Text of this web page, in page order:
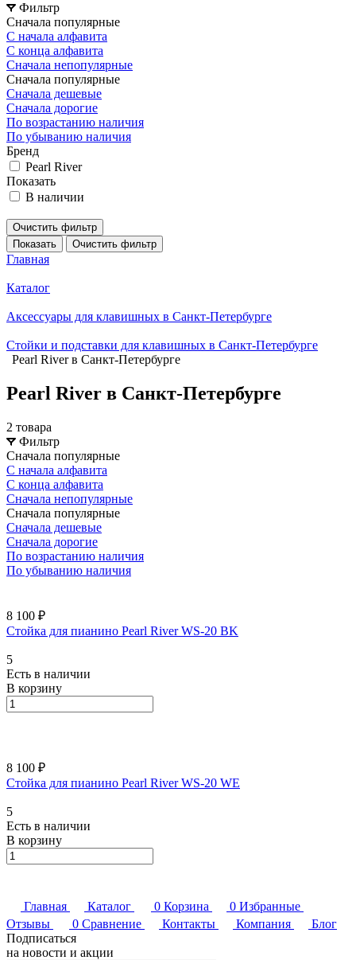
Фильтр
Сначала популярные
С начала алфавита
С конца алфавита
Сначала непопулярные
Сначала популярные
Сначала дешевые
Сначала дорогие
По возрастанию наличия
По убыванию наличия
Бренд
Pearl River
Показать
В наличии
Очистить фильтр
Показать
Очистить фильтр
Главная
Каталог
Аксессуары для клавишных в Санкт-Петербурге
Стойки и подставки для клавишных в Санкт-Петербурге
Pearl River в Санкт-Петербурге
Pearl River в Санкт-Петербурге
2 товара
Фильтр
Сначала популярные
С начала алфавита
С конца алфавита
Сначала непопулярные
Сначала популярные
Сначала дешевые
Сначала дорогие
По возрастанию наличия
По убыванию наличия
8 100 ₽
Стойка для пианино Pearl River WS-20 BK
5
Есть в наличии
В корзину
8 100 ₽
Стойка для пианино Pearl River WS-20 WE
5
Есть в наличии
В корзину
Главная Каталог 0 Корзина 0 Избранные
Отзывы
0 Сравнение Контакты Компания
Блог
Подписаться
на новости и акции